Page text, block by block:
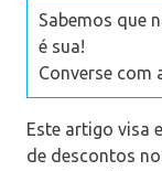
Sabemos que
é sua!
Converse com
Este artigo visa
de descontos